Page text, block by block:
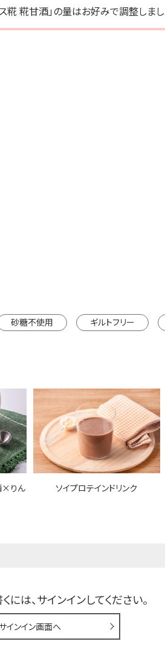
ス糀 糀甘酒」の量はお好みで調整しまし
砂糖不使用 ギルトフリー
×りん
ソイプロテインドリンク
には、サインインしてください。
サインイン画面へ